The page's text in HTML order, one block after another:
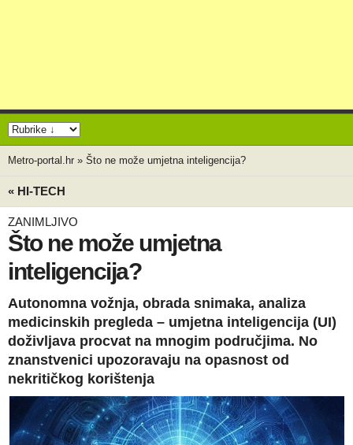
Metro-portal.hr » Što ne može umjetna inteligencija?
« HI-TECH
ZANIMLJIVO
Što ne može umjetna
inteligencija?
Autonomna vožnja, obrada snimaka, analiza
medicinskih pregleda – umjetna inteligencija (UI)
doživljava procvat na mnogim područjima. No
znanstvenici upozoravaju na opasnost od
nekritičkog korištenja